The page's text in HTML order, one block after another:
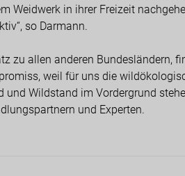
Weidwerk in ihrer Freizeit
so Darmann.
zu allen anderen Bundesländern,
weil für uns die
und Wildstand im Vordergrund
und Experten.